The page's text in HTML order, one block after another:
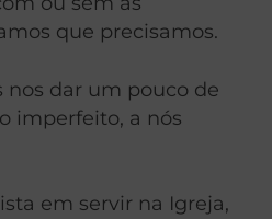
que precisamos.
dar um pouco de
imperfeito, a nós
em servir na Igreja,